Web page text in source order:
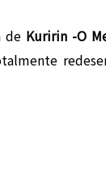
de Kuririn -O